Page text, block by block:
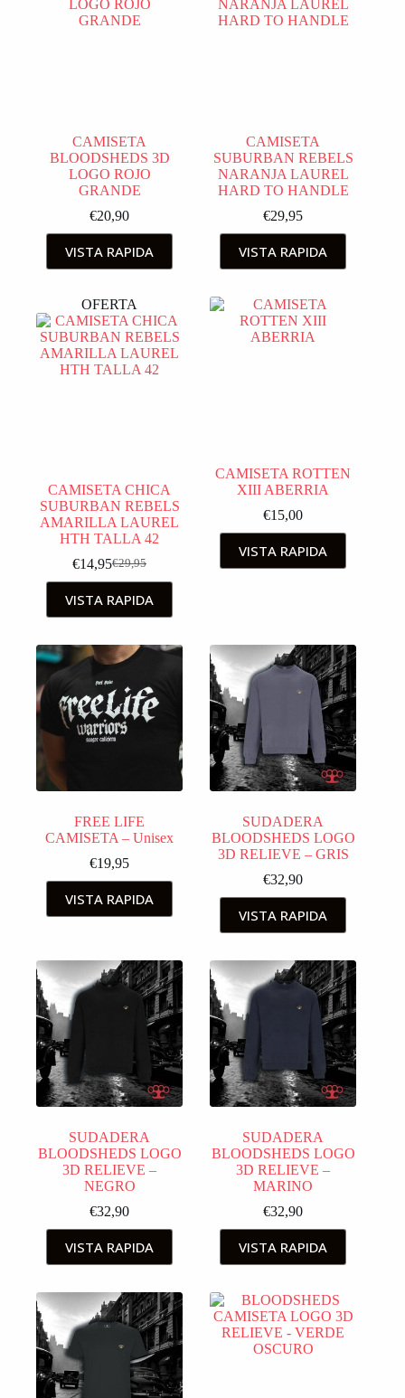
CAMISETA
BLOODSHEDS 3D
LOGO ROJO
GRANDE
€20,90
VISTA RAPIDA
CAMISETA
SUBURBAN REBELS
NARANJA LAUREL
HARD TO HANDLE
€29,95
VISTA RAPIDA
OFERTA
CAMISETA CHICA
SUBURBAN REBELS
AMARILLA LAUREL
HTH TALLA 42
€29,95
€14,95
VISTA RAPIDA
CAMISETA ROTTEN
XIII ABERRIA
€15,00
VISTA RAPIDA
FREE LIFE
CAMISETA – Unisex
€19,95
VISTA RAPIDA
SUDADERA
BLOODSHEDS LOGO
3D RELIEVE – GRIS
€32,90
VISTA RAPIDA
SUDADERA
BLOODSHEDS LOGO
3D RELIEVE –
NEGRO
€32,90
VISTA RAPIDA
SUDADERA
BLOODSHEDS LOGO
3D RELIEVE –
MARINO
€32,90
VISTA RAPIDA